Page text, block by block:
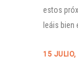
estos
leáis bien
15